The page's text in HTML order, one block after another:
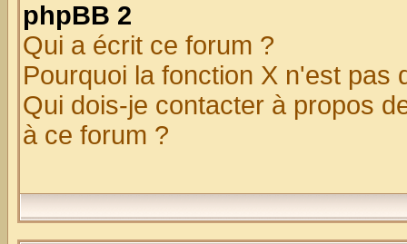
phpBB 2
Qui a écrit ce forum ?
Pourquoi la fonction X n'est pas
Qui dois-je contacter à propos
à ce forum ?